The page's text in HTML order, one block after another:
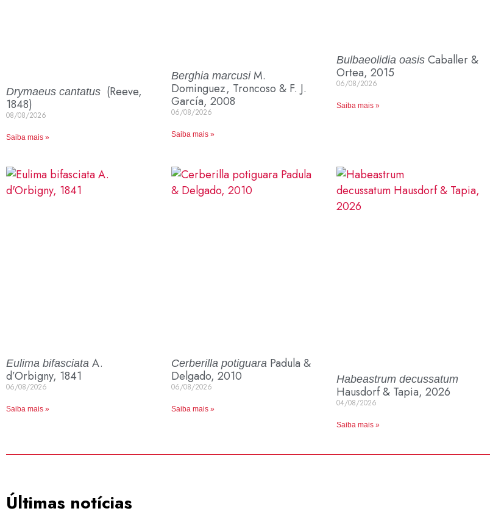
Drymaeus cantatus (Reeve,
1848)
08/08/2026
Saiba mais »
Berghia marcusiM.
Dominguez, Troncoso & F. J.
García, 2008
06/08/2026
Saiba mais »
Bulbaeolidia oasisCaballer &
Ortea, 2015
06/08/2026
Saiba mais »
Eulima bifasciata A.
d’Orbigny, 1841
06/08/2026
Saiba mais »
Cerberilla potiguaraPadula &
Delgado, 2010
06/08/2026
Saiba mais »
Habeastrum decussatum
Hausdorf & Tapia, 2026
04/08/2026
Saiba mais »
Últimas notícias